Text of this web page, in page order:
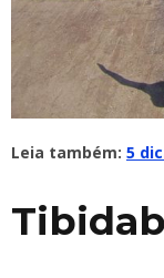
Leia também: 5